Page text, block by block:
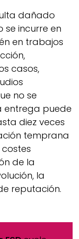
dañado
se incurre en
en trabajos
casos,
no se
entrega puede
diez veces
temprana
de la
la
reputación.